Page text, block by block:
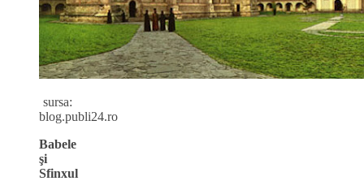
sursa:
blog.publi24.ro
Babele
şi
Sfinxul